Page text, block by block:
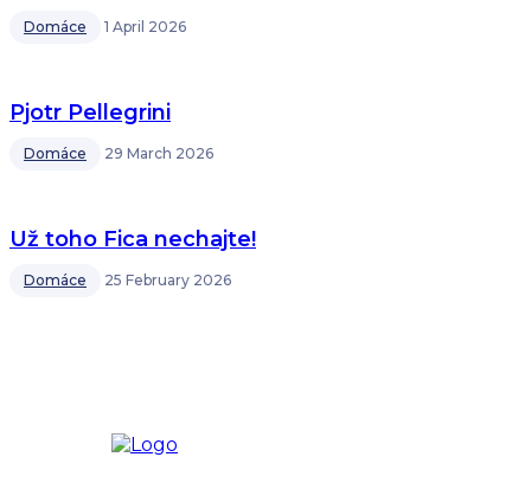
Domáce 1 April 2026
Pjotr Pellegrini
Domáce 29 March 2026
Už toho Fica nechajte!
Domáce 25 February 2026